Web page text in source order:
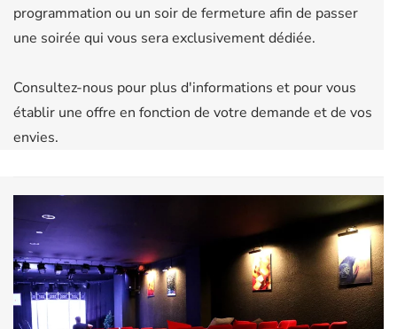
programmation ou un soir de fermeture afin de passer
une soirée qui vous sera exclusivement dédiée.
Consultez-nous pour plus d'informations et pour vous
établir une offre en fonction de votre demande et de vos
envies.